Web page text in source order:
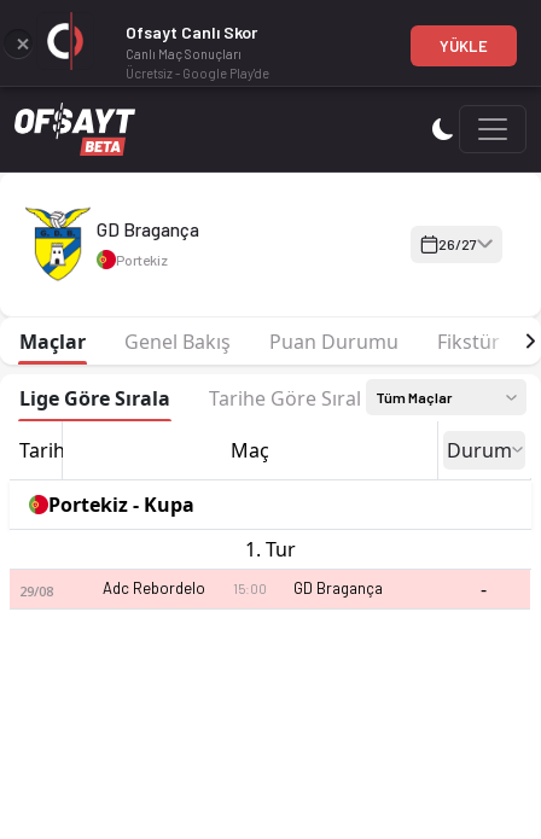
GD Bragança 26-27 sezonu | Campeonato de Portugal
GD Bragança
Portekiz
26/27
Maçlar Genel Bakış Puan Durumu Fikstür
Lige Göre Sırala Tarihe Göre Sırala Tüm Maçlar
Tarih Maç Durum
Portekiz - Kupa
1. Tur
29/08 Adc Rebordelo 15:00 GD Bragança -
Ofsayt Canlı Skor
Canlı Maç Sonuçları
Ücretsiz - Google Play'de
YÜKLE